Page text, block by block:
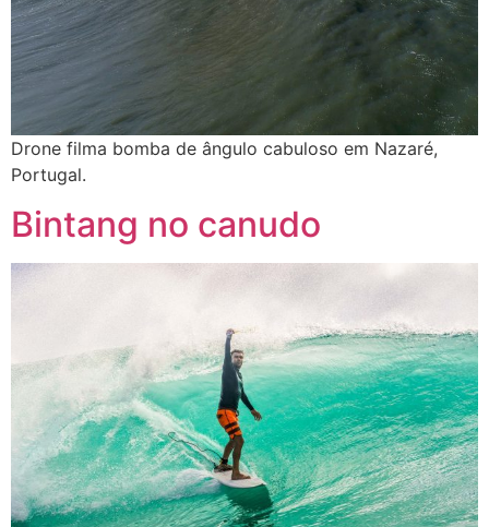
Drone filma bomba de ângulo cabuloso em Nazaré,
Portugal.
Bintang no canudo